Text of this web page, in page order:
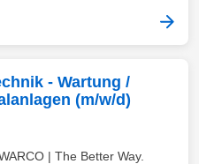
- Wartung /
(m/w/d)
| The Better Way.